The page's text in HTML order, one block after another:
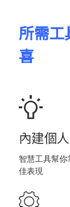
所需工
喜
內建個
智慧工具幫
佳表現